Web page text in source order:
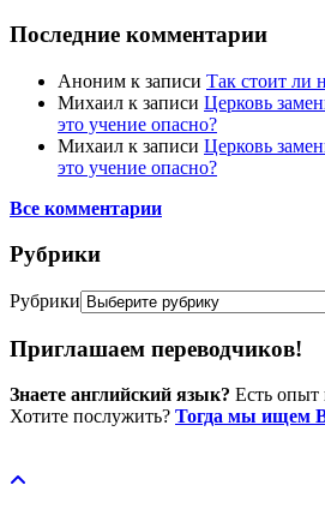
Последние комментарии
Аноним к записи Так стоит ли
Михаил к записи Церковь
это учение опасно?
Михаил к записи Церковь
это учение опасно?
Все комментарии
Рубрики
Рубрики
Приглашаем переводчиков!
Знаете английский язык? Есть опыт
Хотите послужить? Тогда мы ищем